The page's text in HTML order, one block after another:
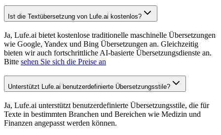
Ist die Textübersetzung von Lufe.ai kostenlos?
Ja, Lufe.ai bietet kostenlose traditionelle maschinelle Übersetzungen
wie Google, Yandex und Bing Übersetzungen an. Gleichzeitig
bieten wir auch fortschrittliche AI-basierte Übersetzungsdienste an.
Bitte sehen Sie sich die Preise an
Unterstützt Lufe.ai benutzerdefinierte Übersetzungsstile?
Ja, Lufe.ai unterstützt benutzerdefinierte Übersetzungsstile, die für
Texte in bestimmten Branchen und Bereichen wie Medizin und
Finanzen angepasst werden können.